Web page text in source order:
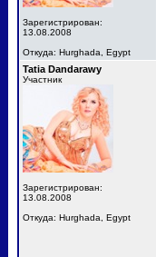
Зарегистрирован:
13.08.2008
Откуда: Hurghada, Egypt
Tatia Dandarawy
Участник
Зарегистрирован:
13.08.2008
Откуда: Hurghada, Egypt